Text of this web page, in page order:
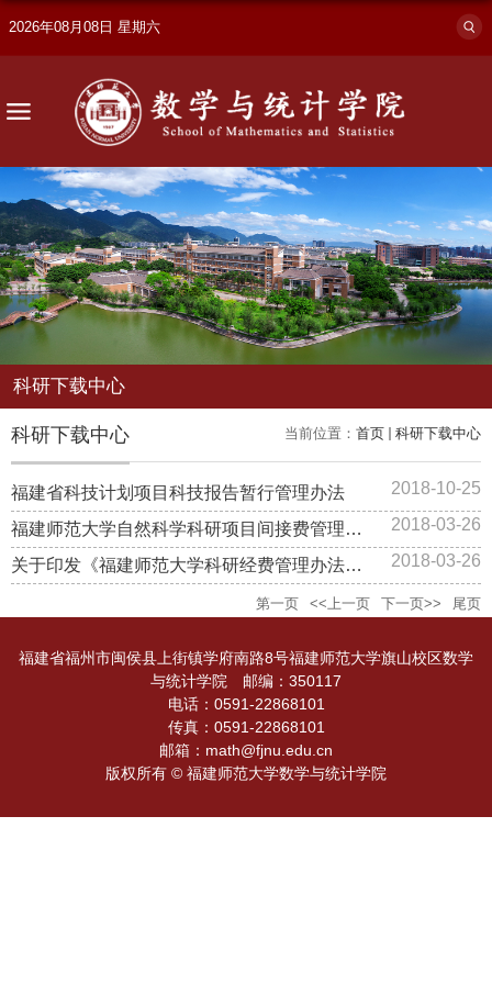
2026年08月08日 星期六
科研下载中心
当前位置： 首页 科研下载中心
科研下载中心
福建省科技计划项目科技报告暂行管理办法 2018-10-25
福建师范大学自然科学科研项目间接费管理办法（试行） 2018-03-26
关于印发《福建师范大学科研经费管理办法》的通知2017 2018-03-26
第一页 <<上一页 下一页>> 尾页
福建省福州市闽侯县上街镇学府南路8号福建师范大学旗山校区数学
与统计学院 邮编：350117
电话：0591-22868101
传真：0591-22868101
邮箱：math@fjnu.edu.cn
版权所有 © 福建师范大学数学与统计学院